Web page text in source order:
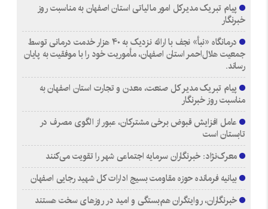
پیام تبریک مدیرکل امور مالیاتی استان اصفهان به مناسبت روز
خبرنگار
درمانگاه «نبأ» نجف با ارائه نزدیک به ۴۰ هزار خدمت درمانی توسط
جمعیت هلال‌احمر استان اصفهان، مأموریت خود را با موفقیت به پایان
رساند.
پیام تبریک مدیر کل صنعت، معدن و تجارت استان اصفهان به
مناسبت روز خبرنگار
عامل افزایش قبوض برخی مشترکان، عبور از الگوی مصرف در
تابستان است
معرک‌نژاد: خبرنگاران سرمایه اجتماعی شهر را تقویت می‌کنند
بیانیه فرمانده حوزه مقاومت بسیج ادارات کل شهید رجایی اصفهان
خبرنگاران، روایتگران هم‌بستگی و امید در روزهای سخت هستند